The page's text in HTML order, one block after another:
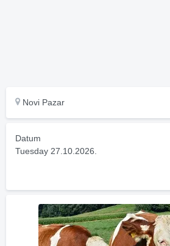
Novi Pazar
Datum
Tuesday 27.10.2026.